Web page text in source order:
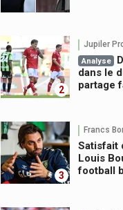
2
Jupiler
Analyse
dans le
partage
3
Francs
Satisfait
Louis
football